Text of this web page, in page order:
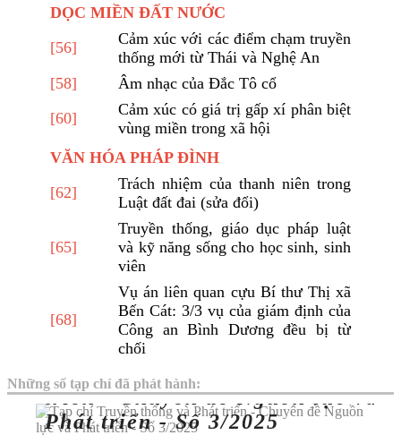
DỌC MIỀN ĐẤT NƯỚC
[56]
Cảm xúc với các điểm chạm truyền
thống mới từ Thái và Nghệ An
[58]
Âm nhạc của Đắc Tô cổ
[60]
Cảm xúc có giá trị gấp xí phân biệt
vùng miền trong xã hội
VĂN HÓA PHÁP ĐÌNH
[62]
Trách nhiệm của thanh niên trong
Luật đất đai (sửa đổi)
[65]
Truyền thống, giáo dục pháp luật
và kỹ năng sống cho học sinh, sinh
viên
[68]
Vụ án liên quan cựu Bí thư Thị xã
Bến Cát: 3/3 vụ của giám định của
Công an Bình Dương đều bị từ
chối
Những số tạp chí đã phát hành:
Tạp chí Truyền thống và Phát
triển - Chuyên đề Nguồn lực và
Phát triển - Số 3/2025